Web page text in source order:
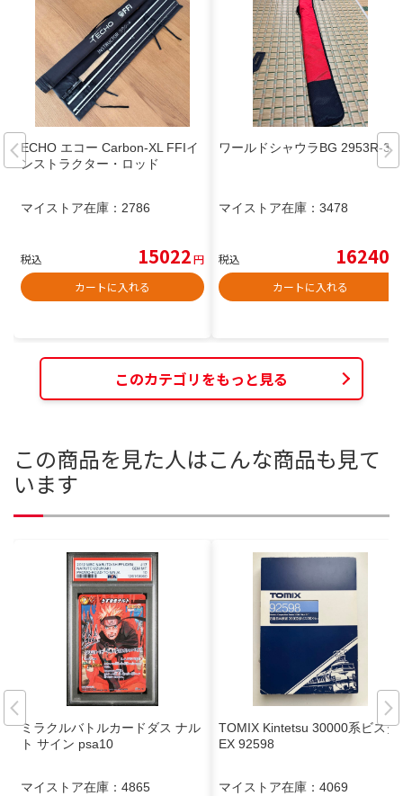
ECHO エコー Carbon-XL FFIイ
ンストラクター・ロッド
マイストア在庫： 2786
税込 15022円
カートに入れる
ワールドシャウラBG 2953R-3
マイストア在庫： 3478
税込 16240
カートに入れる
このカテゴリをもっと見る
この商品を見た人はこんな商品も見て
います
ミラクルバトルカードダス ナル
ト サイン psa10
マイストア在庫： 4865
TOMIX Kintetsu 30000系ビスタ
EX 92598
マイストア在庫： 4069